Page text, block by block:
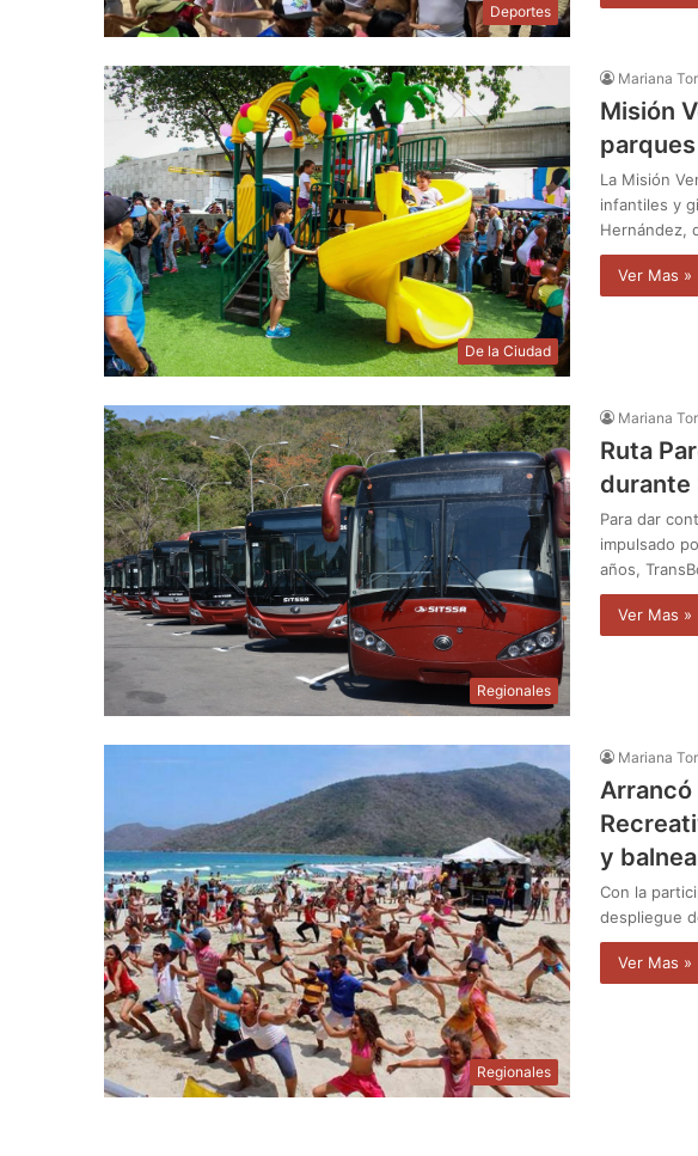
Deportes
De la Ciudad
Mariana
Misión
La Misión
infantiles y
Hernández,
Ver Mas »
Regionales
Mariana
Ruta
durante
Para dar
impulsado
años,
Ver Mas »
Regionales
Mariana
y
Con la
despliegue
Ver Mas »